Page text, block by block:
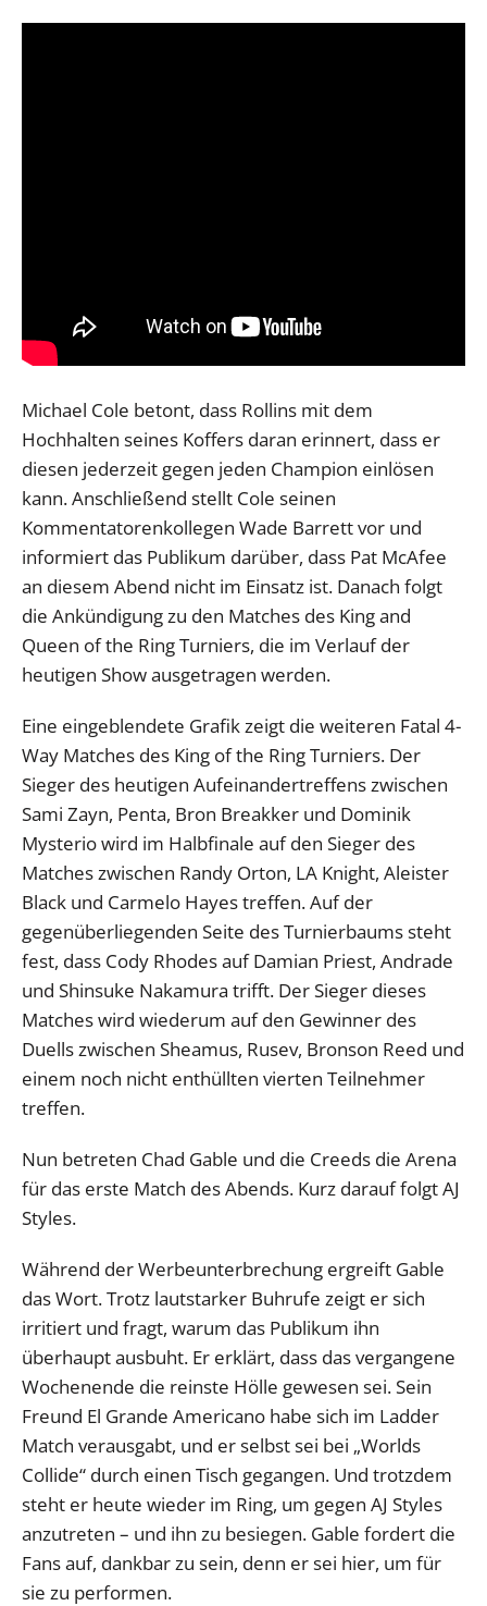
Michael Cole betont, dass Rollins mit dem
Hochhalten seines Koffers daran erinnert, dass er
diesen jederzeit gegen jeden Champion einlösen
kann. Anschließend stellt Cole seinen
Kommentatorenkollegen Wade Barrett vor und
informiert das Publikum darüber, dass Pat McAfee
an diesem Abend nicht im Einsatz ist. Danach folgt
die Ankündigung zu den Matches des King and
Queen of the Ring Turniers, die im Verlauf der
heutigen Show ausgetragen werden.
Eine eingeblendete Grafik zeigt die weiteren Fatal 4-
Way Matches des King of the Ring Turniers. Der
Sieger des heutigen Aufeinandertreffens zwischen
Sami Zayn, Penta, Bron Breakker und Dominik
Mysterio wird im Halbfinale auf den Sieger des
Matches zwischen Randy Orton, LA Knight, Aleister
Black und Carmelo Hayes treffen. Auf der
gegenüberliegenden Seite des Turnierbaums steht
fest, dass Cody Rhodes auf Damian Priest, Andrade
und Shinsuke Nakamura trifft. Der Sieger dieses
Matches wird wiederum auf den Gewinner des
Duells zwischen Sheamus, Rusev, Bronson Reed und
einem noch nicht enthüllten vierten Teilnehmer
treffen.
Nun betreten Chad Gable und die Creeds die Arena
für das erste Match des Abends. Kurz darauf folgt AJ
Styles.
Während der Werbeunterbrechung ergreift Gable
das Wort. Trotz lautstarker Buhrufe zeigt er sich
irritiert und fragt, warum das Publikum ihn
überhaupt ausbuht. Er erklärt, dass das vergangene
Wochenende die reinste Hölle gewesen sei. Sein
Freund El Grande Americano habe sich im Ladder
Match verausgabt, und er selbst sei bei „Worlds
Collide“ durch einen Tisch gegangen. Und trotzdem
steht er heute wieder im Ring, um gegen AJ Styles
anzutreten – und ihn zu besiegen. Gable fordert die
Fans auf, dankbar zu sein, denn er sei hier, um für
sie zu performen.